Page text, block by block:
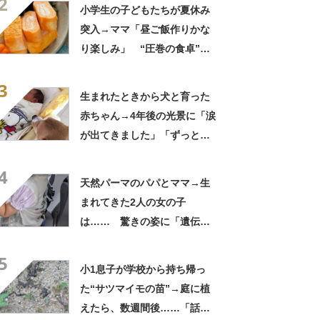
小学生の子どもたちが夏休み
突入→ママ「昼ご飯作りかな
り楽しみ」 “圧巻の食卓”に
生まれたときから犬と育った
赤ちゃん→4年後の光景に「涙
が出てきました」「ずっと見
天然パーマのパパとママ→生
まれてきた2人の女の子
は…… 驚きの姿に「遺伝っ
小1息子が学校から持ち帰っ
た“サツマイモの苗”→庭に植
えたら、数週間後……「話が